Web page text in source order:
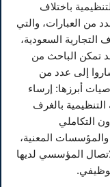
باختلاف
من العبارات، والتي
السعودية،
تمكن الباحث من
إلى عدد من
أبرزها: إرساء
التنظيمية بالغرف
التكاملي
والمؤسسات المعنية،
المؤسسي لديها